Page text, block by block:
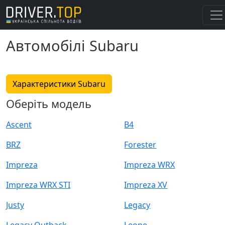
Автомобілі Subaru
Характеристики Subaru
Оберіть модель
Ascent
B4
BRZ
Forester
Impreza
Impreza WRX
Impreza WRX STI
Impreza XV
Justy
Legacy